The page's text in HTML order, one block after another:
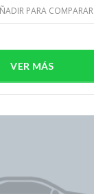
PARA COMPARAR
VER MÁS